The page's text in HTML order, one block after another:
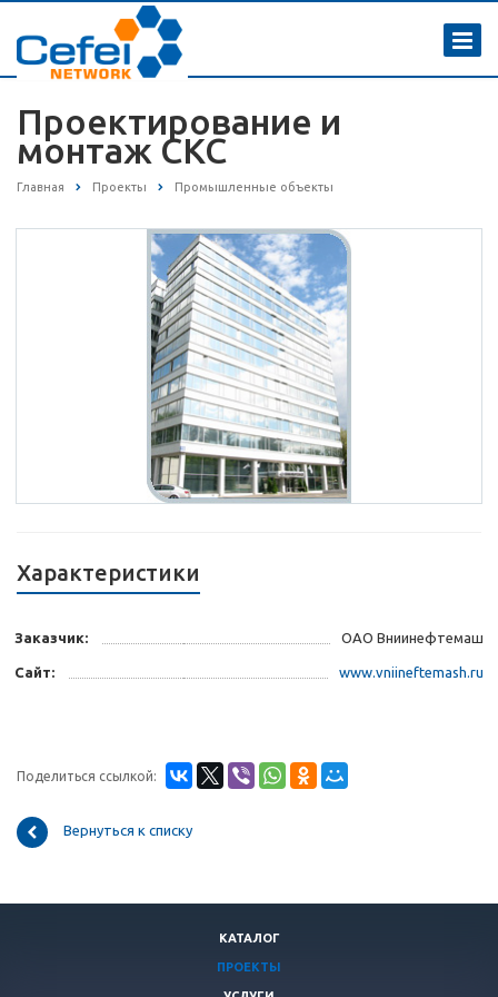
Проектирование и
монтаж СКС
Главная Проекты Промышленные объекты
Характеристики
Заказчик: ОАО Вниинефтемаш
Сайт: www.vniineftemash.ru
Поделиться ссылкой:
Вернуться к списку
КАТАЛОГ
ПРОЕКТЫ